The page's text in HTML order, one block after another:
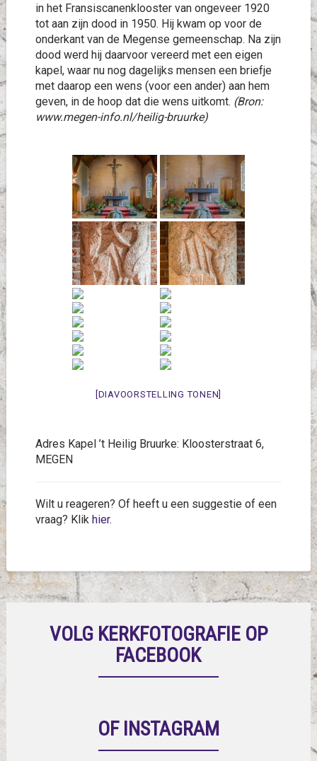
in het Fransiscanenklooster van ongeveer 1920
tot aan zijn dood in 1950. Hij kwam op voor de
onderkant van de Megense gemeenschap. Na zijn
dood werd hij daarvoor vereerd met een eigen
kapel, waar nu nog dagelijks mensen een briefje
met daarop een wens (voor een ander) aan hem
geven, in de hoop dat die wens uitkomt. (Bron:
www.megen-info.nl/heilig-bruurke)
[DIAVOORSTELLING TONEN]
Adres Kapel ’t Heilig Bruurke: Kloosterstraat 6,
MEGEN
Wilt u reageren? Of heeft u een suggestie of een
vraag? Klik hier.
VOLG KERKFOTOGRAFIE OP
FACEBOOK
OF INSTAGRAM